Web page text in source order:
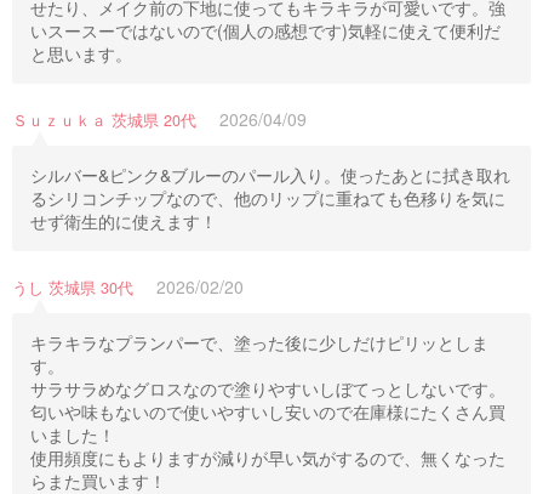
せたり、メイク前の下地に使ってもキラキラが可愛いです。強
いスースーではないので(個人の感想です)気軽に使えて便利だ
と思います。
Ｓｕｚｕｋａ 茨城県 20代 2026/04/09
シルバー&ピンク&ブルーのパール入り。使ったあとに拭き取れ
るシリコンチップなので、他のリップに重ねても色移りを気に
せず衛生的に使えます！
うし 茨城県 30代 2026/02/20
キラキラなプランパーで、塗った後に少しだけピリッとしま
す。
サラサラめなグロスなので塗りやすいしぼてっとしないです。
匂いや味もないので使いやすいし安いので在庫様にたくさん買
いました！
使用頻度にもよりますが減りが早い気がするので、無くなった
らまた買います！